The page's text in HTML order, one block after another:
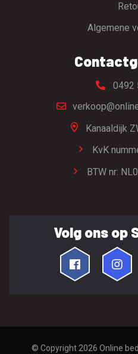
Algemene
0492
Kanaaldijk
KvK
BTW nr:
Volg ons op
© Copyright 2026 Online